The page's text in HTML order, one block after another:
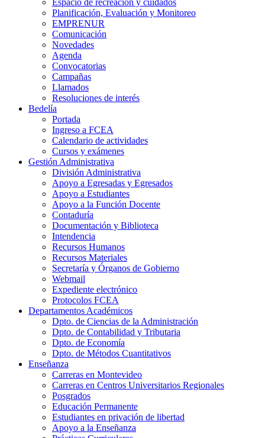
Planificación, Evaluación y Monitoreo
EMPRENUR
Comunicación
Novedades
Agenda
Convocatorias
Campañas
Llamados
Resoluciones de interés
Bedelía
Portada
Ingreso a FCEA
Calendario de actividades
Cursos y exámenes
Gestión Administrativa
División Administrativa
Apoyo a Egresadas y Egresados
Apoyo a Estudiantes
Apoyo a la Función Docente
Contaduría
Documentación y Biblioteca
Intendencia
Recursos Humanos
Recursos Materiales
Secretaría y Órganos de Gobierno
Webmail
Expediente electrónico
Protocolos FCEA
Departamentos Académicos
Dpto. de Ciencias de la Administración
Dpto. de Contabilidad y Tributaria
Dpto. de Economía
Dpto. de Métodos Cuantitativos
Enseñanza
Carreras en Montevideo
Carreras en Centros Universitarios Regionales
Posgrados
Educación Permanente
Estudiantes en privación de libertad
Apoyo a la Enseñanza